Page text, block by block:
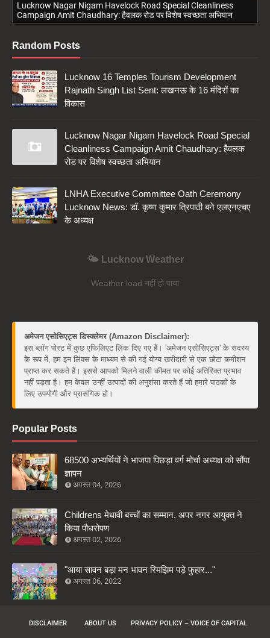
Lucknow Nagar Nigam Havelock Road Special Cleanliness
Campaign Amit Chaudhary: हैवलक रोड पर विशेष स्वच्छता अभियान
Random Posts
Lucknow 16 Temples Tourism Development
Rajnath Singh List Sent: लखनऊ के 16 मंदिरों का
विकास
Lucknow Nagar Nigam Havelock Road Special
Cleanliness Campaign Amit Chaudhary: हैवलक
रोड पर विशेष स्वच्छता अभियान
LNHA Executive Committee Oath Ceremony
Lucknow News: डॉ. कृष्ण कुमार त्रिपाठी बने एलएनएचए
के अध्यक्ष
🌤️ Lucknow Weather
Weather load नहीं हो पाया
अमेजन एसोसिएट्स डिस्क्लेमर (Amazon Disclaimer):
इस ब्लॉग पोस्ट में कुछ एफिलिएट लिंक दिए गए हैं। 'अमेजन एसोसिएट्स' के सदस्य
के रूप में, हम इन लिंक्स के माध्यम से की गई योग्य खरीदारी से एक छोटा कमीशन
प्राप्त कर सकते हैं। इससे आपको मिलने वाली कीमत पर कोई अतिरिक्त प्रभाव
नहीं पड़ता है। हम केवल उन्हीं उत्पादों की अनुशंसा करते हैं जो हमारे पाठकों के
लिए उपयोगी और प्रासंगिक हों।
Popular Posts
68500 अभ्यर्थियों ने भाजपा पिछड़ा वर्ग मोर्चा अध्यक्ष को सौंपा
ज्ञापन
अगस्त 04, 2026
Childrens मेधावी बच्चों का सम्मान, अपर नगर आयुक्त ने
किया पौधरोपण
अगस्त 02, 2026
"आया सावन बड़ा मन भावन रिमझिम पड़े फुहार..."
अगस्त 06, 2022
DISCLAIMER ABOUT US PRIVACY POLICY – VOICE OF CAPITAL